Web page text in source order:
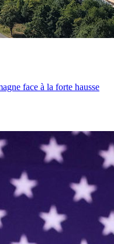
face à la forte hausse